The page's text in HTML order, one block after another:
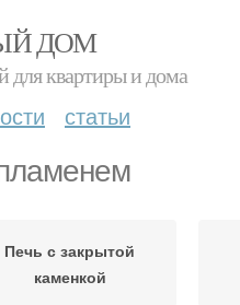
ДОМ
для квартиры и дома
статьи
Печь с закрытой
каменкой